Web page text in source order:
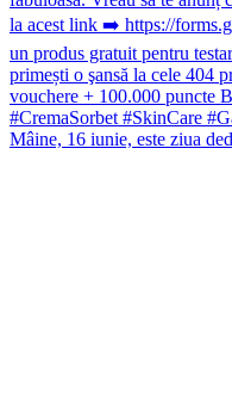
Mâine, 16 iunie, este ziua